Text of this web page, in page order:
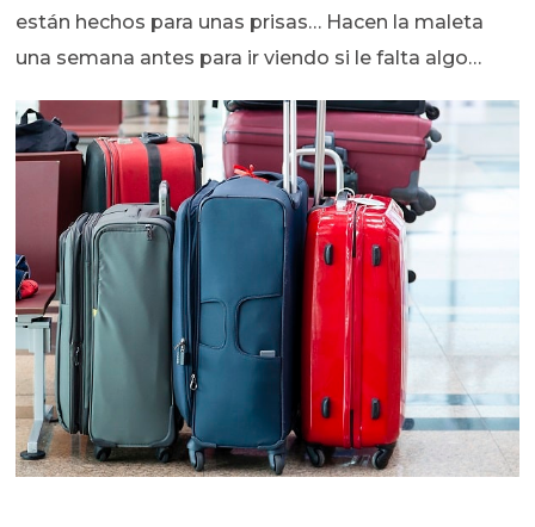
están hechos para unas prisas… Hacen la maleta
una semana antes para ir viendo si le falta algo…